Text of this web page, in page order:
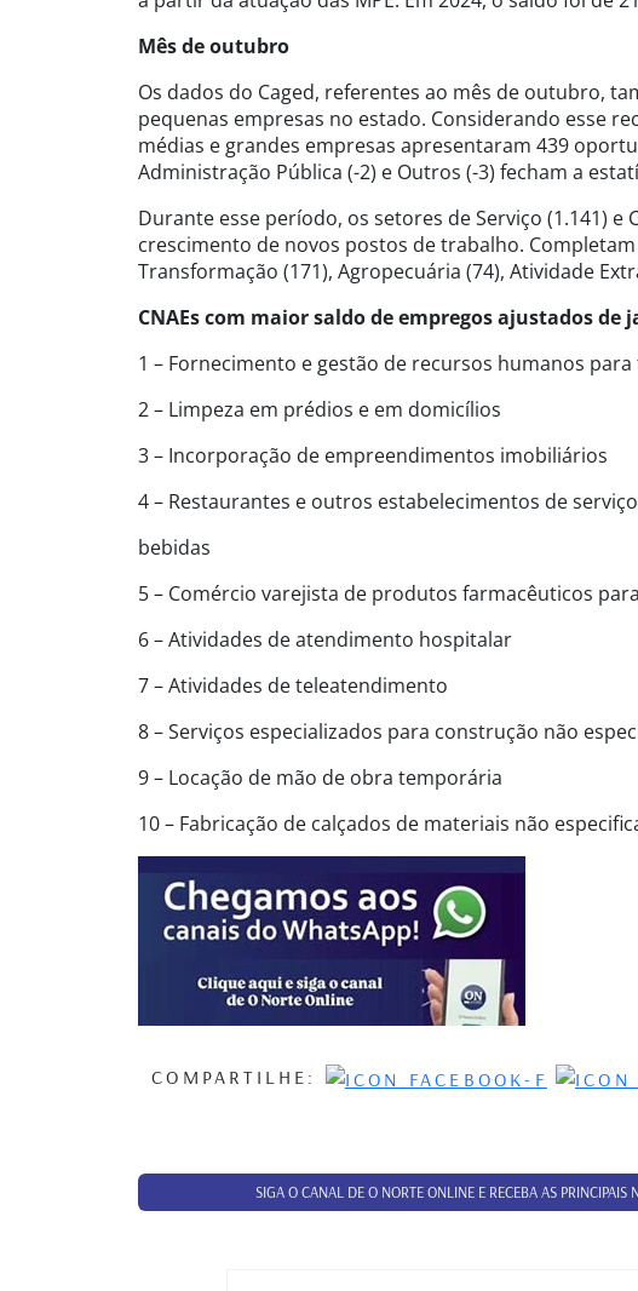
Mês de outubro
Os dados do Caged, referentes ao mês de outubro,
pequenas empresas no estado. Considerando esse
médias e grandes empresas apresentaram 439
Administração Pública (-2) e Outros (-3) fecham a
Durante esse período, os setores de Serviço (1.141)
crescimento de novos postos de trabalho.
Transformação (171), Agropecuária (74), Atividade
CNAEs com maior saldo de empregos ajustados de
1 – Fornecimento e gestão de recursos humanos
2 – Limpeza em prédios e em domicílios
3 – Incorporação de empreendimentos imobiliários
4 – Restaurantes e outros estabelecimentos de
bebidas
5 – Comércio varejista de produtos farmacêuticos
6 – Atividades de atendimento hospitalar
7 – Atividades de teleatendimento
8 – Serviços especializados para construção não
9 – Locação de mão de obra temporária
10 – Fabricação de calçados de materiais não
COMPARTILHE:
SIGA O CANAL DE O NORTE ONLINE E RECEBA AS